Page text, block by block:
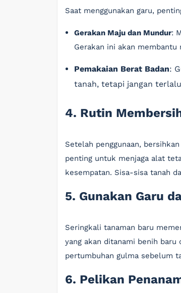
Saat menggunakan garu,
Gerakan Maju dan Mundur:
Gerakan ini akan membantu
Pemakaian Berat Badan:
tanah, tetapi jangan
4. Rutin
Setelah penggunaan,
penting untuk menjaga alat
kesempatan. Sisa-sisa tanah
5. Gunakan Garu
Seringkali tanaman baru
yang akan ditanami benih
pertumbuhan gulma sebelum
6. Pelikan